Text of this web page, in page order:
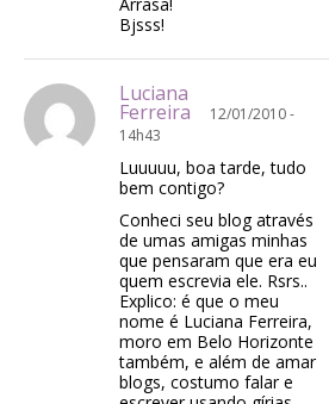
Bjsss!
Luciana
Ferreira
12/01/2010 -
14h43
Luuuuu, boa tarde, tudo
bem contigo?
Conheci seu blog através
de umas amigas minhas
que pensaram que era eu
quem escrevia ele. Rsrs..
Explico: é que o meu
nome é Luciana Ferreira,
moro em Belo Horizonte
também, e além de amar
blogs, costumo falar e